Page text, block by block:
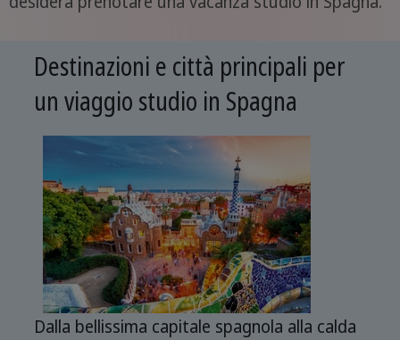
Destinazioni e città principali per
un viaggio studio in Spagna
Dalla bellissima capitale spagnola alla calda